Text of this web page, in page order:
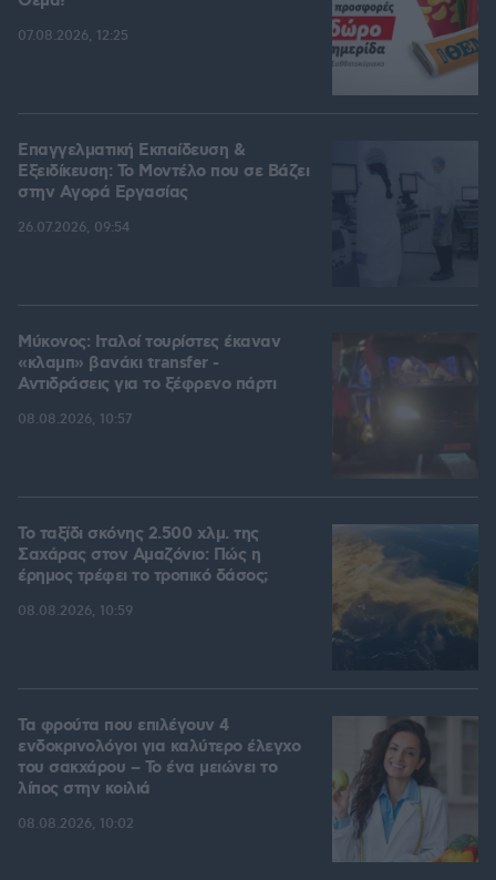
07.08.2026, 12:25
Επαγγελματική Εκπαίδευση &
Εξειδίκευση: Το Mοντέλο που σε Bάζει
στην Aγορά Eργασίας
26.07.2026, 09:54
Μύκονος: Ιταλοί τουρίστες έκαναν
«κλαμπ» βανάκι transfer -
Αντιδράσεις για το ξέφρενο πάρτι
08.08.2026, 10:57
Το ταξίδι σκόνης 2.500 χλμ. της
Σαχάρας στον Αμαζόνιο: Πώς η
έρημος τρέφει το τροπικό δάσος;
08.08.2026, 10:59
Τα φρούτα που επιλέγουν 4
ενδοκρινολόγοι για καλύτερο έλεγχο
του σακχάρου – Το ένα μειώνει το
λίπος στην κοιλιά
08.08.2026, 10:02